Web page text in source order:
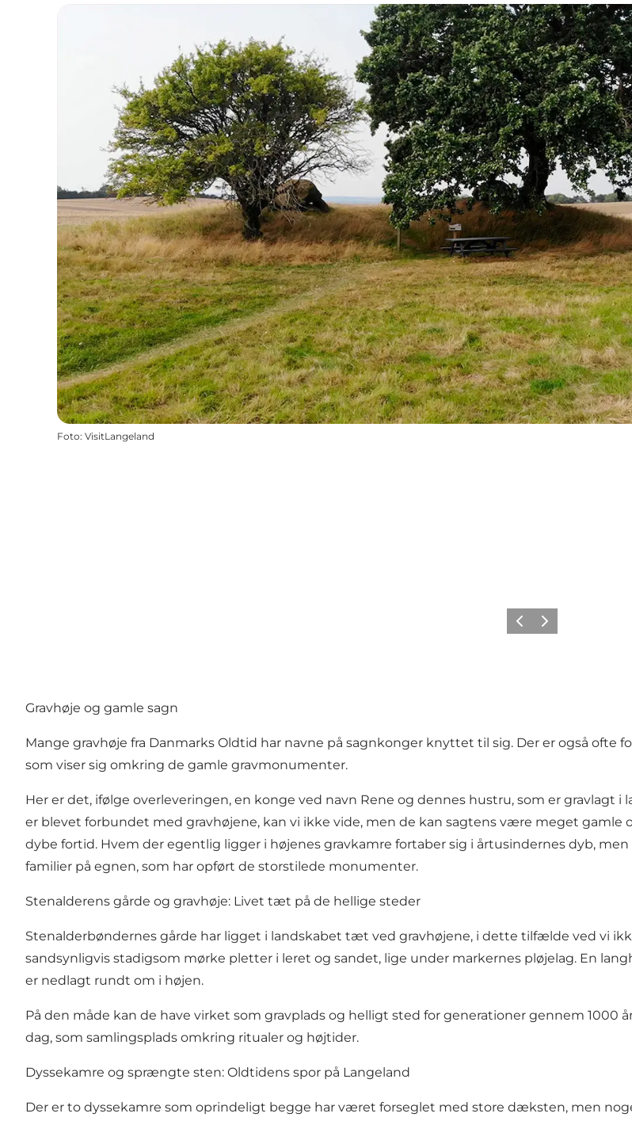
Foto: VisitLangeland
ForrigeNæste
Gravhøje og gamle sagn
Mange gravhøje fra Danmarks Oldtid har navne på sagnkonger knyttet til sig. Der er også
som viser sig omkring de gamle gravmonumenter.
Her er det, ifølge overleveringen, en konge ved navn Rene og dennes hustru, som er gravlagt
er blevet forbundet med gravhøjene, kan vi ikke vide, men de kan sagtens være meget
dybe fortid. Hvem der egentlig ligger i højenes gravkamre fortaber sig i årtusindernes dyb,
familier på egnen, som har opført de storstilede monumenter.
Stenalderens gårde og gravhøje: Livet tæt på de hellige steder
Stenalderbøndernes gårde har ligget i landskabet tæt ved gravhøjene, i dette tilfælde ved vi
sandsynligvis stadigsom mørke pletter i leret og sandet, lige under markernes pløjelag. En
er nedlagt rundt om i højen.
På den måde kan de have virket som gravplads og helligt sted for generationer gennem 1000
dag, som samlingsplads omkring ritualer og højtider.
Dyssekamre og sprængte sten: Oldtidens spor på Langeland
Der er to dyssekamre som oprindeligt begge har været forseglet med store dæksten, men